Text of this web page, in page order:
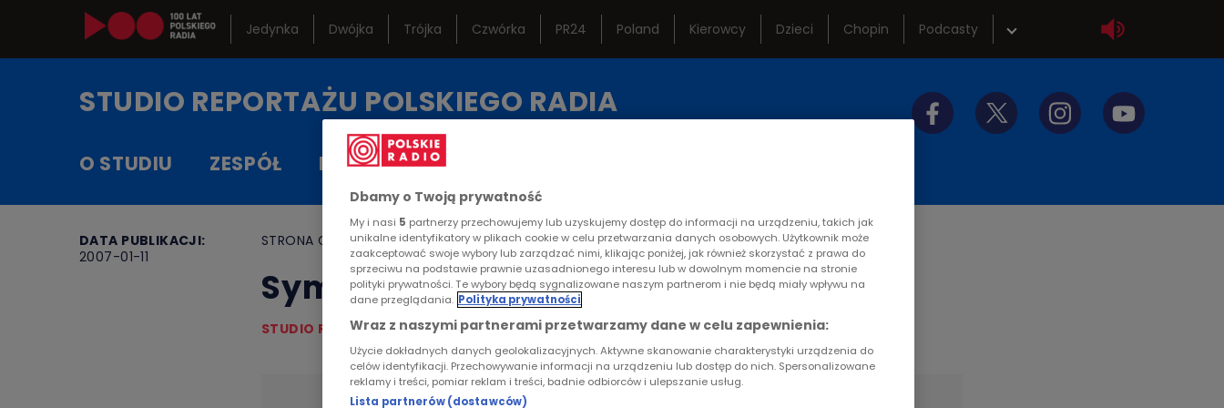
Jedynka Dwójka Trójka Czwórka PR24 Poland Kierowcy Dzieci Chopin Podcasty
Serwisy historyczne
Polskiego Radia
Szkolenia
STUDIO REPORTAŻU POLSKIEGO RADIA
O STUDIU ZESPÓŁ RAMÓWKA
DATA PUBLIKACJI:
2007-01-11
STRONA GŁÓWNA> ARTYKUŁ
Symfonia serc
STUDIO REPORTAŻU I DOKUMENTU
Dbamy o Twoją prywatność
My i nasi 5 partnerzy przechowujemy lub uzyskujemy dostęp do informacji na urządzeniu, takich jak
unikalne identyfikatory w plikach cookie w celu przetwarzania danych osobowych. Użytkownik może
zaakceptować swoje wybory lub zarządzać nimi, klikając poniżej, jak również skorzystać z prawa do
sprzeciwu na podstawie prawnie uzasadnionego interesu lub w dowolnym momencie na stronie
polityki prywatności. Te wybory będą sygnalizowane naszym partnerom i nie będą miały wpływu na
dane przeglądania. Polityka prywatności
Wraz z naszymi partnerami przetwarzamy dane w celu zapewnienia:
Użycie dokładnych danych geolokalizacyjnych. Aktywne skanowanie charakterystyki urządzenia do
celów identyfikacji. Przechowywanie informacji na urządzeniu lub dostęp do nich. Spersonalizowane
reklamy i treści, pomiar reklam i treści, badnie odbiorców i ulepszanie usług.
Lista partnerów (dostawców)